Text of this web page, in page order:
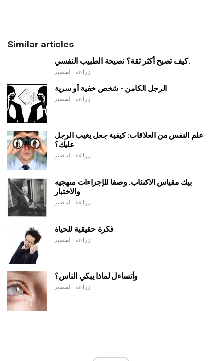
Similar articles
كيف تصبح أكثر ثقة؟ نصيحة الطبيب النفسي.
زراعة المصير
الرجل الكامن - شخص خفية أو سرية
زراعة المصير
علم النفس من العلاقات: كيفية جعل يغيب الرجل
عليك؟
زراعة المصير
بيك مقياس الاكتئاب: وصفا للإجراءات منهجية
والاختبار
زراعة المصير
فكرة حقيقية للحياة
زراعة المصير
وأتساءل لماذا يبكي الناس؟
زراعة المصير